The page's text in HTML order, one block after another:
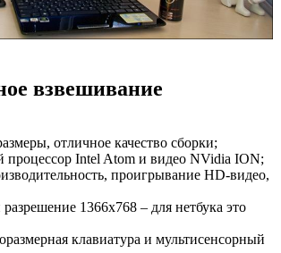
взвешивание
отличное качество сборки;
процессор Intel Atom и видео NVidia ION;
проигрывание HD-видео,
1366x768 – для нетбука это
клавиатура и мультисенсорный